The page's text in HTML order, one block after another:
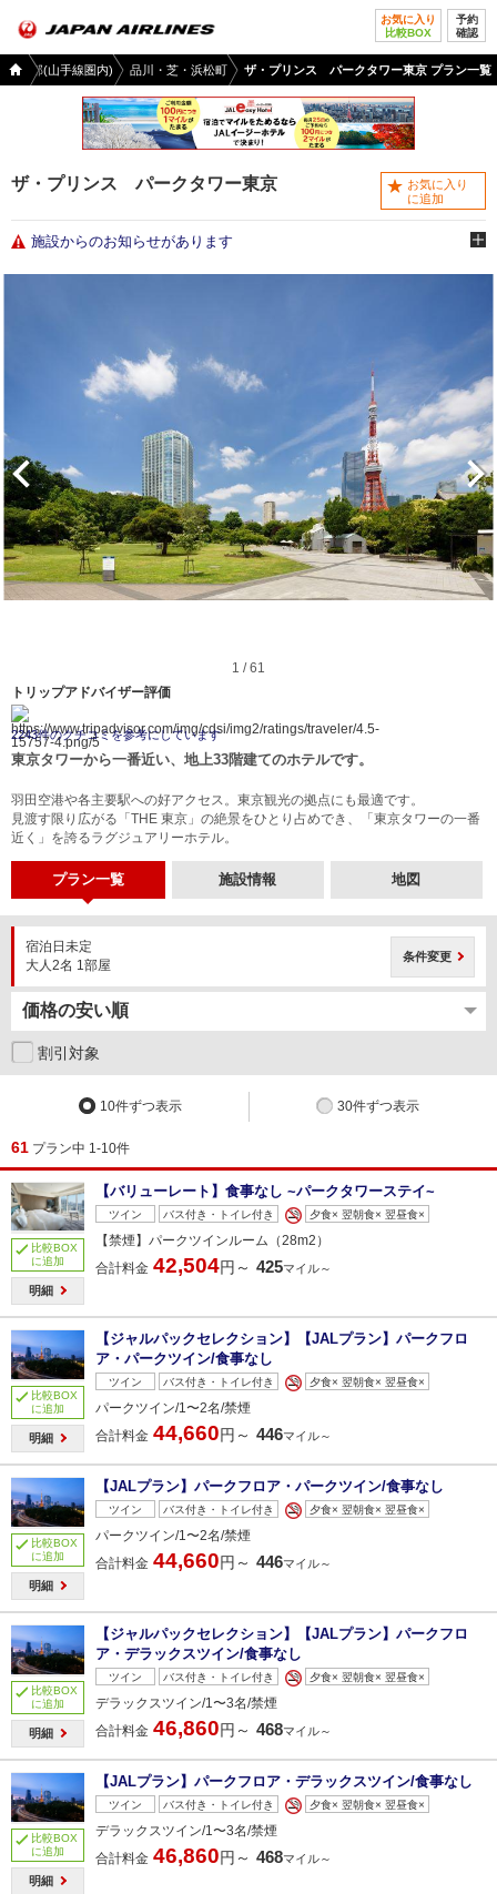
お気に入り
比較BOX
予約
確認
国内
ツア
都心部(山手線圏内) 品川・芝・浜松町 ザ・プリンス パークタワー東京 プラン一覧
ザ・プリンス パークタワー東京
お気に入り
に追加
施設からのお知らせがあります
1 / 61
前へ 次へ
トリップアドバイザー評価
2243件のクチコミを参考にしています
東京タワーから一番近い、地上33階建てのホテルです。
羽田空港や各主要駅への好アクセス。東京観光の拠点にも最適です。
見渡す限り広がる「THE 東京」の絶景をひとり占めでき、「東京タワーの一番
近く」を誇るラグジュアリーホテル。
プラン一覧 施設情報 地図
宿泊日未定
大人2名 1部屋
条件変更
割引対象
10件ずつ表示 30件ずつ表示
61 プラン中 1-10件
比較BOX
に追加
明細
【バリューレート】食事なし ~パークタワーステイ~
ツイン バス付き・トイレ付き 夕食× 翌朝食× 翌昼食×
【禁煙】パークツインルーム（28m2）
合計料金 42,504円～ 425マイル～
比較BOX
に追加
明細
【ジャルパックセレクション】【JALプラン】パークフロ
ア・パークツイン/食事なし
ツイン バス付き・トイレ付き 夕食× 翌朝食× 翌昼食×
パークツイン/1〜2名/禁煙
合計料金 44,660円～ 446マイル～
比較BOX
に追加
明細
【JALプラン】パークフロア・パークツイン/食事なし
ツイン バス付き・トイレ付き 夕食× 翌朝食× 翌昼食×
パークツイン/1〜2名/禁煙
合計料金 44,660円～ 446マイル～
比較BOX
に追加
明細
【ジャルパックセレクション】【JALプラン】パークフロ
ア・デラックスツイン/食事なし
ツイン バス付き・トイレ付き 夕食× 翌朝食× 翌昼食×
デラックスツイン/1〜3名/禁煙
合計料金 46,860円～ 468マイル～
比較BOX
に追加
明細
【JALプラン】パークフロア・デラックスツイン/食事なし
ツイン バス付き・トイレ付き 夕食× 翌朝食× 翌昼食×
デラックスツイン/1〜3名/禁煙
合計料金 46,860円～ 468マイル～